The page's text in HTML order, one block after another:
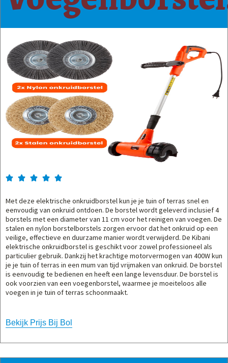
    
Met deze elektrische onkruidborstel kun je je tuin of terras snel en
eenvoudig van onkruid ontdoen. De borstel wordt geleverd inclusief 4
borstels met een diameter van 11 cm voor het reinigen van voegen. De
stalen en nylon borstelborstels zorgen ervoor dat het onkruid op een
veilige, effectieve en duurzame manier wordt verwijderd. De Kibani
elektrische onkruidborstel is geschikt voor zowel professioneel als
particulier gebruik. Dankzij het krachtige motorvermogen van 400W kun
je je tuin of terras in een mum van tijd vrijmaken van onkruid. De borstel
is eenvoudig te bedienen en heeft een lange levensduur. De borstel is
ook voorzien van een voegenborstel, waarmee je moeiteloos alle
voegen in je tuin of terras schoonmaakt.
Bekijk Prijs Bij Bol